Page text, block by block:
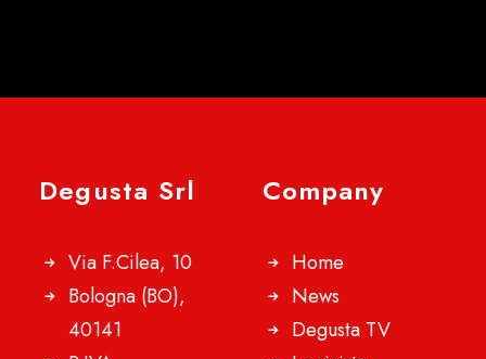
Degusta Srl
Via F.Cilea, 10
Bologna (BO),
40141
Company
Home
News
Degusta TV